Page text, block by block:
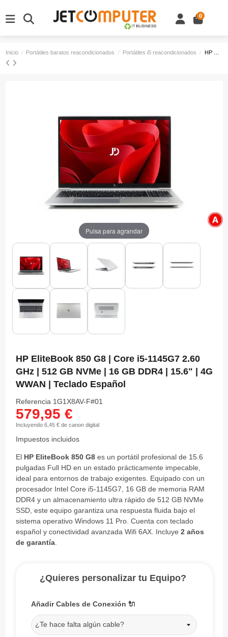
0
Inicio Portátiles baratos reacondicionados Portátiles i5 reacondicionados HP EliteBook 850 G8 | Core i5-1145G7 2.60 GHz | 512 GB NVMe | 16 GB DDR4 | 15.6" | 4G WWAN | Teclado Español
Pulsa para agrandar
HP EliteBook 850 G8 | Core i5-1145G7 2.60
GHz | 512 GB NVMe | 16 GB DDR4 | 15.6" | 4G
WWAN | Teclado Español
Referencia 1G1X8AV-F#01
579,95 €
Incluyendo 6,45 € de canon digital
Impuestos incluidos
El HP EliteBook 850 G8es un portátil profesional de 15.6
pulgadas Full HD en un estado prácticamente impecable,
ideal para entornos de trabajo exigentes. Equipado con un
procesador Intel Core i5-1145G7, 16 GB de memoria RAM
DDR4 y un almacenamiento ultra rápido de 512 GB NVMe
SSD, este equipo garantiza una respuesta fluida bajo el
sistema operativo Windows 11 Pro. Cuenta con teclado
español y conectividad avanzada Wifi 6AX. Incluye 2 años
de garantía.
¿Quieres personalizar tu Equipo?
Añadir Cables de Conexión 🔌
¿Te hace falta algún cable?